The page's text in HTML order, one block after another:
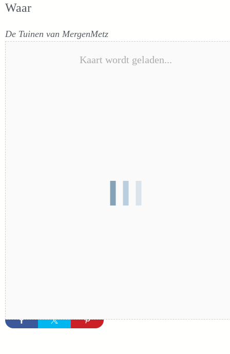
Waar
De Tuinen van MergenMetz
Kaart wordt geladen...